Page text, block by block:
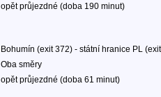
opět průjezdné (doba 190 minut)
Bohumín (exit 372) - státní hranice PL
Oba směry
opět průjezdné (doba 61 minut)